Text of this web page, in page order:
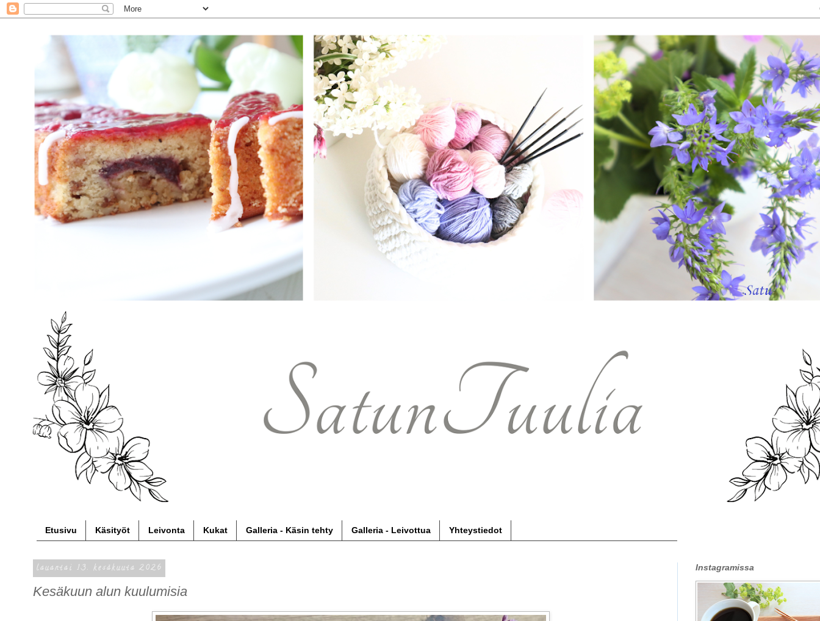
Etusivu Käsityöt Leivonta Kukat Galleria - Käsin tehty Galleria - Leivottua Yhteystiedot
lauantai 13. kesäkuuta 2026
Kesäkuun alun kuulumisia
Instagramissa